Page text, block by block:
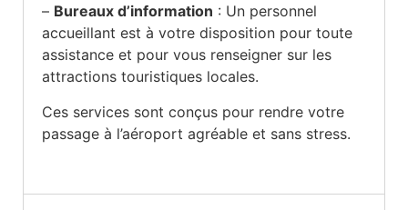
– Bureaux d’information : Un personnel
accueillant est à votre disposition pour toute
assistance et pour vous renseigner sur les
attractions touristiques locales.
Ces services sont conçus pour rendre votre
passage à l’aéroport agréable et sans stress.